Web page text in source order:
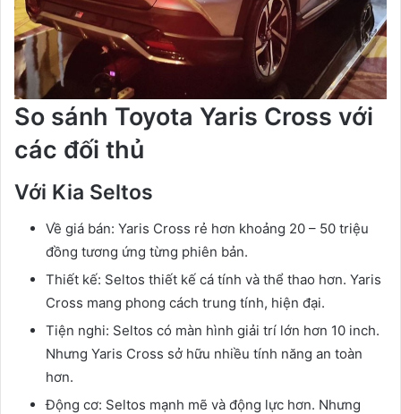
So sánh Toyota Yaris Cross với
các đối thủ
Với Kia Seltos
Về giá bán: Yaris Cross rẻ hơn khoảng 20 – 50 triệu
đồng tương ứng từng phiên bản.
Thiết kế: Seltos thiết kế cá tính và thể thao hơn. Yaris
Cross mang phong cách trung tính, hiện đại.
Tiện nghi: Seltos có màn hình giải trí lớn hơn 10 inch.
Nhưng Yaris Cross sở hữu nhiều tính năng an toàn
hơn.
Động cơ: Seltos mạnh mẽ và động lực hơn. Nhưng